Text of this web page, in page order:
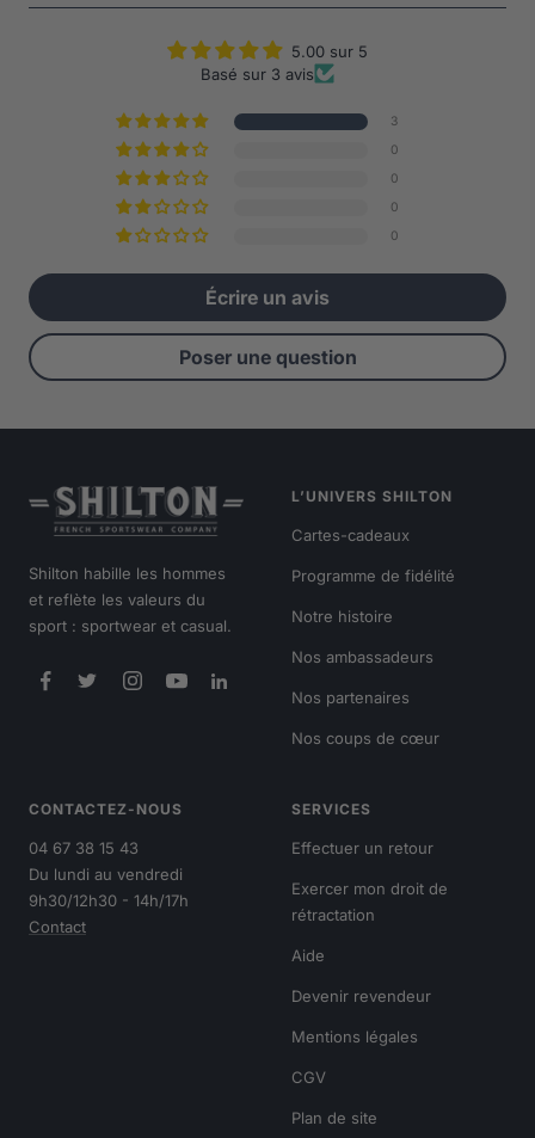
5.00 sur 5
Basé sur 3 avis
3
0
0
0
0
Écrire un avis
Poser une question
Shilton habille les hommes
et reflète les valeurs du
sport : sportwear et casual.
L’UNIVERS SHILTON
Cartes-cadeaux
Programme de fidélité
Notre histoire
Nos ambassadeurs
Nos partenaires
Nos coups de cœur
CONTACTEZ-NOUS
04 67 38 15 43
Du lundi au vendredi
9h30/12h30 - 14h/17h
Contact
SERVICES
Effectuer un retour
Exercer mon droit de
rétractation
Aide
Devenir revendeur
Mentions légales
CGV
Plan de site